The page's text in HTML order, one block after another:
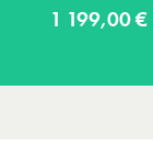
1 199,00 €